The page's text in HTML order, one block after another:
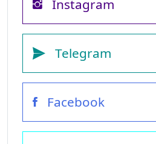
Instagram
Telegram
Facebook